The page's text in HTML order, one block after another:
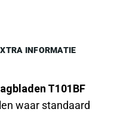
INFORMATIE
T101BF
waar standaard